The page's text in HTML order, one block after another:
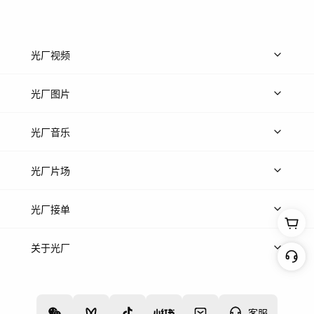
光厂视频
上传视频
光厂图片
上传图片
光厂音乐
热门音乐
光厂片场
上传案例
光厂接单
上架服务
关于光厂